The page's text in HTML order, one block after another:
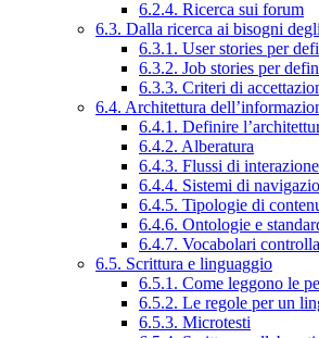
6.2.4. Ricerca sui forum
6.3. Dalla ricerca ai bisogni
6.3.1. User stories per
6.3.2. Job stories per
6.3.3. Criteri di
6.4. Architettura
6.4.1. Definire
6.4.2. Alberatura
6.4.3. Flussi di interazione
6.4.4. Sistemi di
6.4.5. Tipologie di
6.4.6. Ontologie e
6.4.7. Vocabolari
6.5. Scrittura e linguaggio
6.5.1. Come leggono le
6.5.2. Le regole per un
6.5.3. Microtesti